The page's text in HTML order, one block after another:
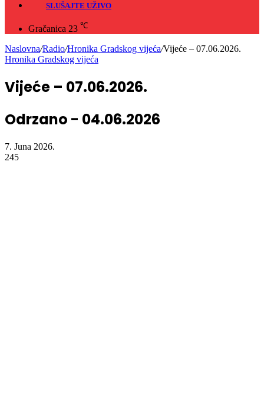
SLUŠAJTE UŽIVO
Gračanica 23 ℃
Naslovna/Radio/Hronika Gradskog vijeća/Vijeće – 07.06.2026.
Hronika Gradskog vijeća
Vijeće – 07.06.2026.
Odrzano - 04.06.2026
7. Juna 2026.
245